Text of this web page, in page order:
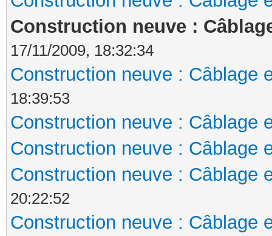
Construction neuve :
17/11/2009, 18:32:34
Construction neuve : Câblage
18:39:53
Construction neuve : Câblage
Construction neuve : Câblage
Construction neuve : Câblage
20:22:52
Construction neuve : Câblage